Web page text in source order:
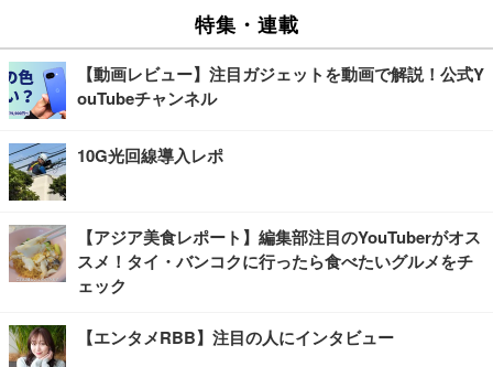
特集・連載
【動画レビュー】注目ガジェットを動画で解説！公式Y
ouTubeチャンネル
10G光回線導入レポ
【アジア美食レポート】編集部注目のYouTuberがオス
スメ！タイ・バンコクに行ったら食べたいグルメをチ
ェック
【エンタメRBB】注目の人にインタビュー